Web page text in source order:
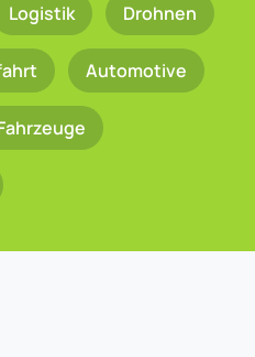
Logistik Drohnen
Automotive